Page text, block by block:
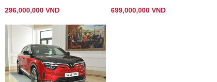
296,000,000 VND 699,000,000 VND